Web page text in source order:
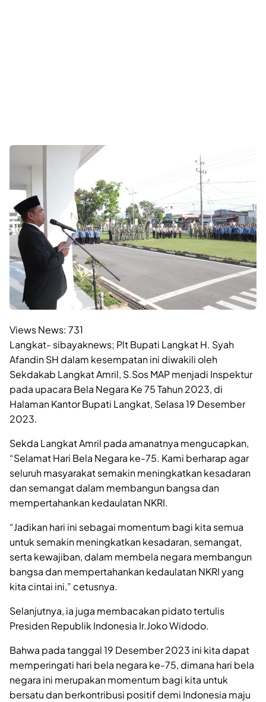
Views News: 731
Langkat- sibayaknews; Plt Bupati Langkat H. Syah
Afandin SH dalam kesempatan ini diwakili oleh
Sekdakab Langkat Amril, S.Sos MAP menjadi Inspektur
pada upacara Bela Negara Ke 75 Tahun 2023, di
Halaman Kantor Bupati Langkat, Selasa 19 Desember
2023.
Sekda Langkat Amril pada amanatnya mengucapkan,
“Selamat Hari Bela Negara ke-75. Kami berharap agar
seluruh masyarakat semakin meningkatkan kesadaran
dan semangat dalam membangun bangsa dan
mempertahankan kedaulatan NKRI.
“Jadikan hari ini sebagai momentum bagi kita semua
untuk semakin meningkatkan kesadaran, semangat,
serta kewajiban, dalam membela negara membangun
bangsa dan mempertahankan kedaulatan NKRI yang
kita cintai ini,” cetusnya.
Selanjutnya, ia juga membacakan pidato tertulis
Presiden Republik Indonesia Ir.Joko Widodo.
Bahwa pada tanggal 19 Desember 2023 ini kita dapat
memperingati hari bela negara ke-75, dimana hari bela
negara ini merupakan momentum bagi kita untuk
bersatu dan berkontribusi positif demi Indonesia maju